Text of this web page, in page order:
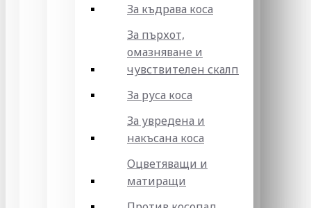
За къдрава коса
За пърхот,
омазняване и
чувствителен скалп
За руса коса
За увредена и
накъсана коса
Оцветяващи и
матиращи